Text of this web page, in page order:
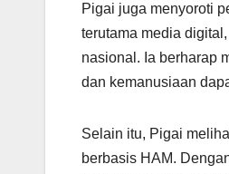
Pigai juga menyoroti
terutama media
nasional. Ia berharap
dan kemanusiaan
Selain itu, Pigai
berbasis HAM.